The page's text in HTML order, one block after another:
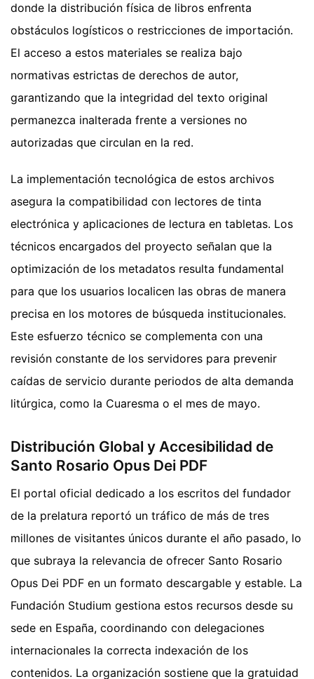
donde la distribución física de libros enfrenta
obstáculos logísticos o restricciones de importación.
El acceso a estos materiales se realiza bajo
normativas estrictas de derechos de autor,
garantizando que la integridad del texto original
permanezca inalterada frente a versiones no
autorizadas que circulan en la red.
La implementación tecnológica de estos archivos
asegura la compatibilidad con lectores de tinta
electrónica y aplicaciones de lectura en tabletas. Los
técnicos encargados del proyecto señalan que la
optimización de los metadatos resulta fundamental
para que los usuarios localicen las obras de manera
precisa en los motores de búsqueda institucionales.
Este esfuerzo técnico se complementa con una
revisión constante de los servidores para prevenir
caídas de servicio durante periodos de alta demanda
litúrgica, como la Cuaresma o el mes de mayo.
Distribución Global y Accesibilidad de
Santo Rosario Opus Dei PDF
El portal oficial dedicado a los escritos del fundador
de la prelatura reportó un tráfico de más de tres
millones de visitantes únicos durante el año pasado, lo
que subraya la relevancia de ofrecer Santo Rosario
Opus Dei PDF en un formato descargable y estable. La
Fundación Studium gestiona estos recursos desde su
sede en España, coordinando con delegaciones
internacionales la correcta indexación de los
contenidos. La organización sostiene que la gratuidad